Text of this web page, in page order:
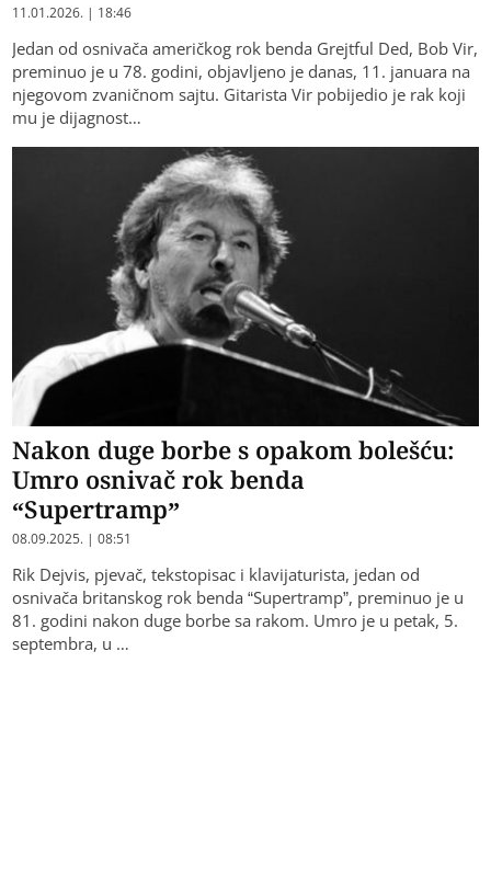
11.01.2026. | 18:46
Jedan od osnivača američkog rok benda Grejtful Ded, Bob Vir,
preminuo je u 78. godini, objavljeno je danas, 11. januara na
njegovom zvaničnom sajtu. Gitarista Vir pobijedio je rak koji
mu je dijagnost…
Nakon duge borbe s opakom bolešću:
Umro osnivač rok benda
“Supertramp”
08.09.2025. | 08:51
Rik Dejvis, pjevač, tekstopisac i klavijaturista, jedan od
osnivača britanskog rok benda “Supertramp”, preminuo je u
81. godini nakon duge borbe sa rakom. Umro je u petak, 5.
septembra, u …